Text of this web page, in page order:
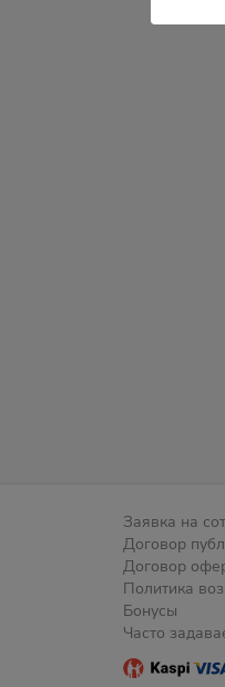
Заявка на
Договор
Договор
Политика
Бонусы
Часто